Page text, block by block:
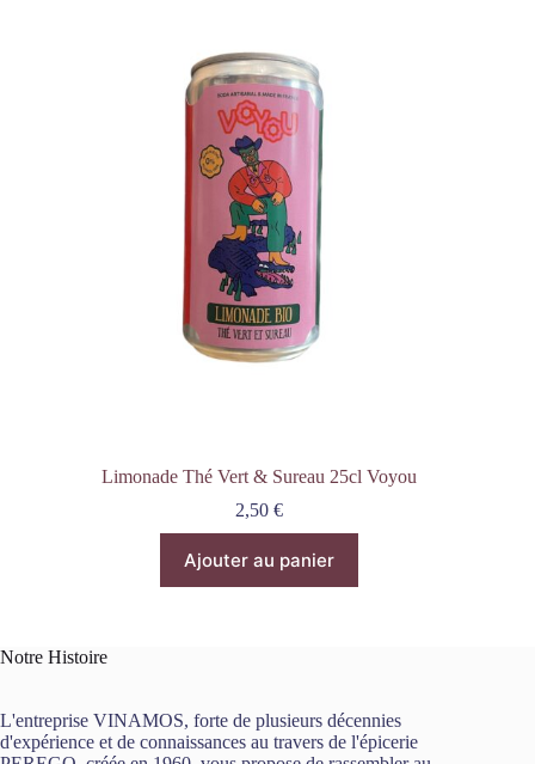
Limonade Thé Vert & Sureau 25cl Voyou
2,50€
Ajouter au panier
Notre Histoire
L'entreprise VINAMOS, forte de plusieurs décennies
d'expérience et de connaissances au travers de l'épicerie